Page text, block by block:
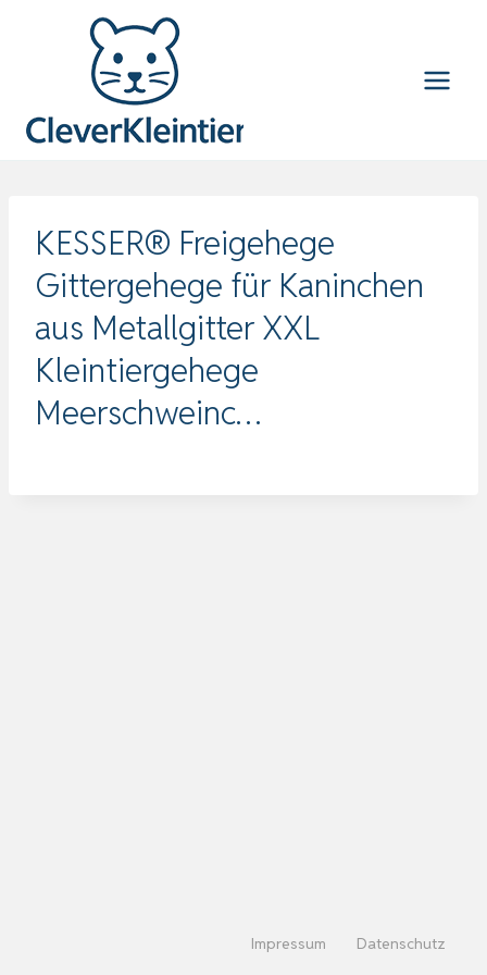
KESSER® Freigehege
Gittergehege für Kaninchen
aus Metallgitter XXL
Kleintiergehege
Meerschweinc…
Impressum Datenschutz